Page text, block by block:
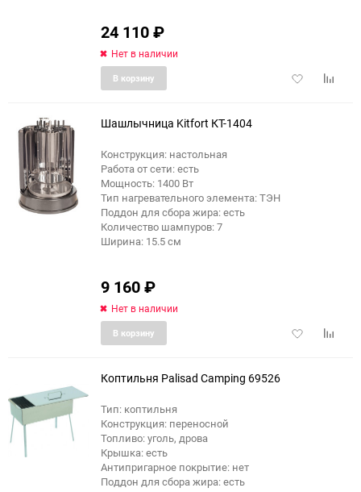
24 110₽
Нет в наличии
Добавить
В корзину
Шашлычница Kitfort КТ-1404
Конструкция: настольная
Работа от сети: есть
Мощность: 1400 Вт
Тип нагревательного элемента: ТЭН
Поддон для сбора жира: есть
Количество шампуров: 7
Ширина: 15.5 см
9 160₽
Нет в наличии
Добавить
В корзину
Коптильня Palisad Camping 69526
Тип: коптильня
Конструкция: переносной
Топливо: уголь, дрова
Крышка: есть
Антипригарное покрытие: нет
Поддон для сбора жира: есть